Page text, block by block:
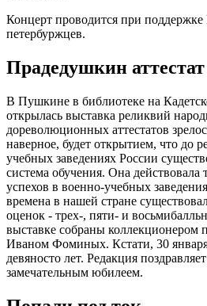
Концерт проводится при
петербуржцев.
Прадедушкин аттестат
В Пушкине в библиотеке на
открылась выставка реликвий
дореволюционных аттестатов
наверное, будет открытием, что до
учебных заведениях России
система обучения. Она действовала
успехов в военно-учебных
времена в нашей стране
оценок - трех-, пяти- и
выставке собраны коллекционером
Иваном Фоминых. Кстати, 30
девяносто лет. Редакция
замечательным юбилеем.